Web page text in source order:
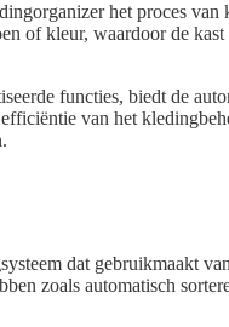
het proces
of kleur, waardoor de
functies, biedt de
van het
dat gebruikmaakt
zoals automatisch